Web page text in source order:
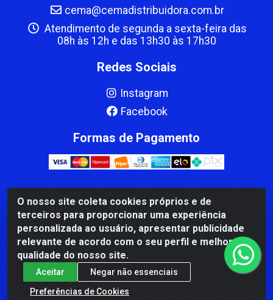
O nosso site coleta cookies próprios e de
terceiros para proporcionar uma experiência
personalizada ao usuário, apresentar publicidade
relevante de acordo com o seu perfil e melhorar a
qualidade do nosso site.
Aceitar
Negar não essenciais
Preferências de Cookies
cema@cemadistribuidora.com.br
Atendimento de segunda a sexta-feira das
08h às 12h e das 13h30 às 17h30
Redes Sociais
Instagram
Facebook
Formas de Pagamento
CBP MACEDO COMERCIO PEÇAS LTDA Matriz - av
Mauro Miranda Madureira, 1249 - Coramara , Cachoeiro
de Itapemirim/ES - CEP 29.311-310 - CNPJ
00.502.680/0001-41